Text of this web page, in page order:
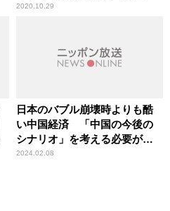
には多い
2020.10.29
日本のバブル崩壊時よりも酷
い中国経済 「中国の今後の
シナリオ」を考える必要があ
る
2024.02.08